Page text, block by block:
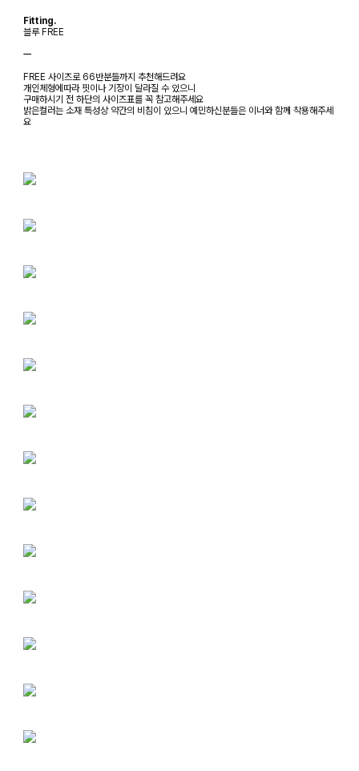
Fitting.
블루 FREE
ㅡ
FREE 사이즈로 66반분들까지 추천해드려요
개인체형에따라 핏이나 기장이 달라질 수 있으니
구매하시기 전 하단의 사이즈표를 꼭 참고해주세요
밝은컬러는 소재 특성상 약간의 비침이 있으니 예민하신분들은 이너와 함께 착용해주세
요